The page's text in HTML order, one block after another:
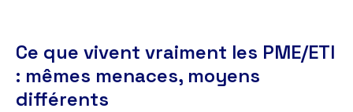
Ce que vivent vraiment les PME/ETI
: mêmes menaces, moyens
différents